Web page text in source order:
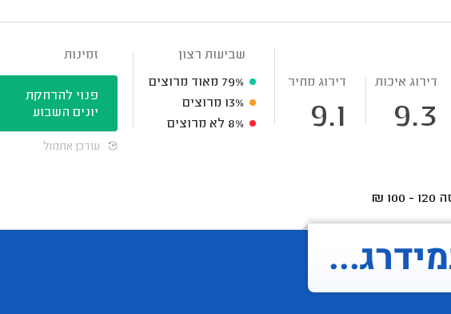
דירוג איכות
9.3
דירוג מחיר
9.1
שביעות רצון
79% מאוד מרוצים
13% מרוצים
8% לא מרוצים
זמינות
פנוי להרחקת
יונים השבוע
עודכן אתמול
120 - 100
₪